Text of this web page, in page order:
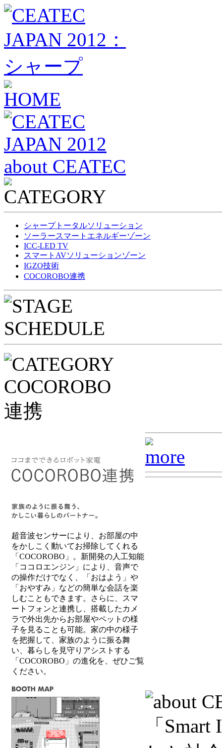
シャープトータルソリューション
ソーラースマートエネルギーゾーン
ICC-LED TV
スマートAVソリューションゾーン
IGZO技術
COCOROBO連携
超音波センサーにより、お部屋の中
をかしこく動いてお掃除してくれる
「COCOROBO」。新開発の人工知能
「ココロエンジン」により、音声で
の操作だけでなく、「おはよう」や
「おやすみ」などの簡単な会話を楽
しむこともできます。さらに、スマ
ートフォンと連携し、搭載したカメ
ラで外出先からお部屋やペットの様
子を見ることも可能。家の中の様子
を把握して、家族のように振る舞
い、暮らしを見守りアシストする
「COCOROBO」の進化を、ぜひご覧
ください。